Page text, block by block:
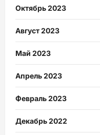
Октябрь 2023
Август 2023
Май 2023
Апрель 2023
Февраль 2023
Декабрь 2022